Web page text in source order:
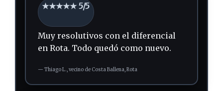
★★★★★ 5/5
Muy resolutivos con el diferencial
en Rota. Todo quedó como nuevo.
— Thiago L.,vecinode Costa Ballena, Rota